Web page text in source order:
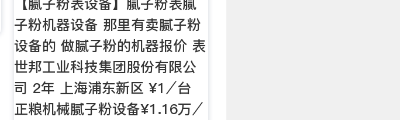
【腻子粉表设备】腻子粉表腻
子粉机器设备 那里有卖腻子粉
设备的 做腻子粉的机器报价 表
世邦工业科技集团股份有限公
司 2年 上海浦东新区 ¥1⁄台
正粮机械腻子粉设备¥1.16万⁄